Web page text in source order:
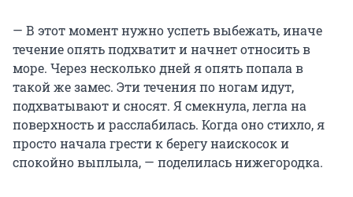
— В этот момент нужно успеть выбежать, иначе
течение опять подхватит и начнет относить в
море. Через несколько дней я опять попала в
такой же замес. Эти течения по ногам идут,
подхватывают и сносят. Я смекнула, легла на
поверхность и расслабилась. Когда оно стихло, я
просто начала грести к берегу наискосок и
спокойно выплыла, — поделилась нижегородка.